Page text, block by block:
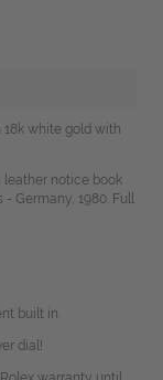
18k white gold with
leather notice book
Germany, 1980. Full
built in.
dial!